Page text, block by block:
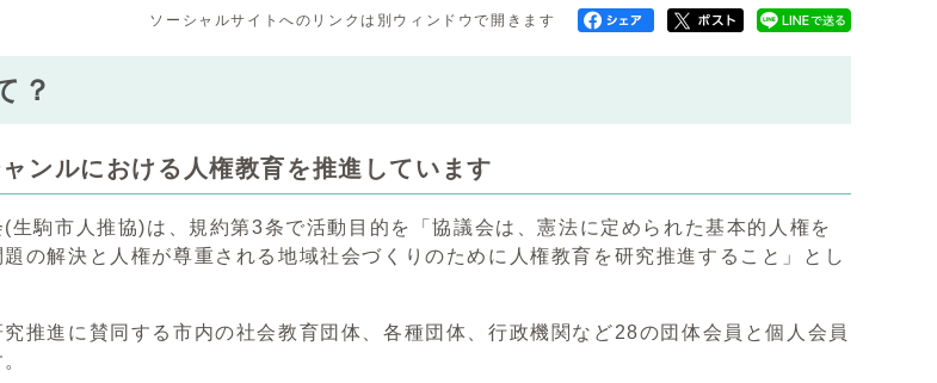
ソーシャルサイトへのリンクは別ウィンドウで開きます
？
ンルにおける人権教育を推進しています
生駒市人推協)は、規約第3条で活動目的を「協議会は、憲法に定められた基本的人権を
の解決と人権が尊重される地域社会づくりのために人権教育を研究推進すること」とし
推進に賛同する市内の社会教育団体、各種団体、行政機関など28の団体会員と個人会員